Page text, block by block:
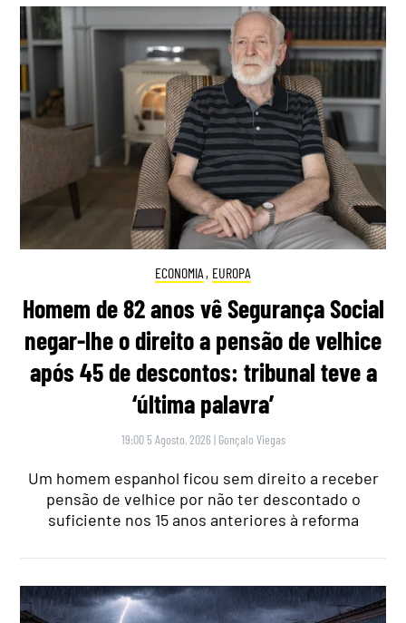
ECONOMIA , EUROPA
Homem de 82 anos vê Segurança Social
negar-lhe o direito a pensão de velhice
após 45 de descontos: tribunal teve a
‘última palavra’
19:00 5 Agosto, 2026 | Gonçalo Viegas
Um homem espanhol ficou sem direito a receber
pensão de velhice por não ter descontado o
suficiente nos 15 anos anteriores à reforma